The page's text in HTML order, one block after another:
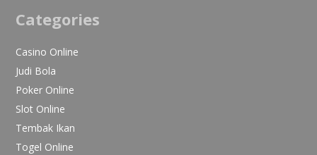
Categories
Casino Online
Judi Bola
Poker Online
Slot Online
Tembak Ikan
Togel Online